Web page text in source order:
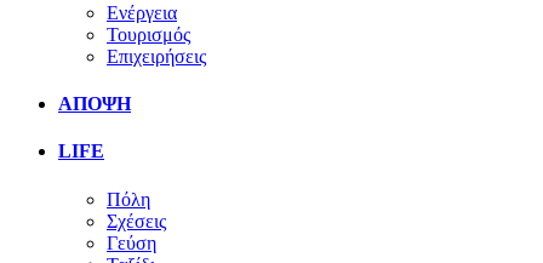
Ενέργεια
Τουρισμός
Επιχειρήσεις
ΑΠΟΨΗ
LIFE
Πόλη
Σχέσεις
Γεύση